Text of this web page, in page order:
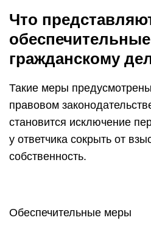
Что
гражданскому
Такие меры
правовом
становится исключение
у ответчика сокрыть от
собственность.
Обеспечительные меры